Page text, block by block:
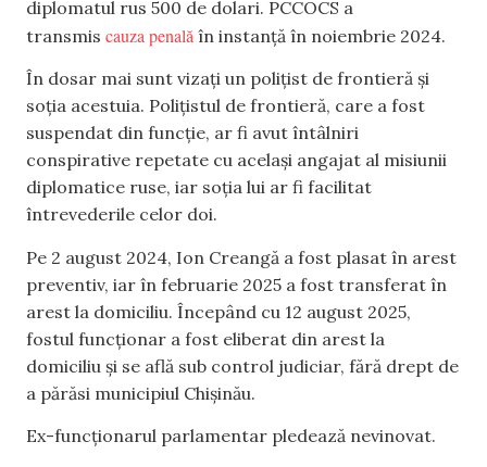
diplomatul rus 500 de dolari. PCCOCS a
transmis cauza penală în instanță în noiembrie 2024.
În dosar mai sunt vizați un polițist de frontieră și
soția acestuia. Polițistul de frontieră, care a fost
suspendat din funcție, ar fi avut întâlniri
conspirative repetate cu același angajat al misiunii
diplomatice ruse, iar soția lui ar fi facilitat
întrevederile celor doi.
Pe 2 august 2024, Ion Creangă a fost plasat în arest
preventiv, iar în februarie 2025 a fost transferat în
arest la domiciliu. Începând cu 12 august 2025,
fostul funcționar a fost eliberat din arest la
domiciliu și se află sub control judiciar, fără drept de
a părăsi municipiul Chișinău.
Ex-funcționarul parlamentar pledează nevinovat.